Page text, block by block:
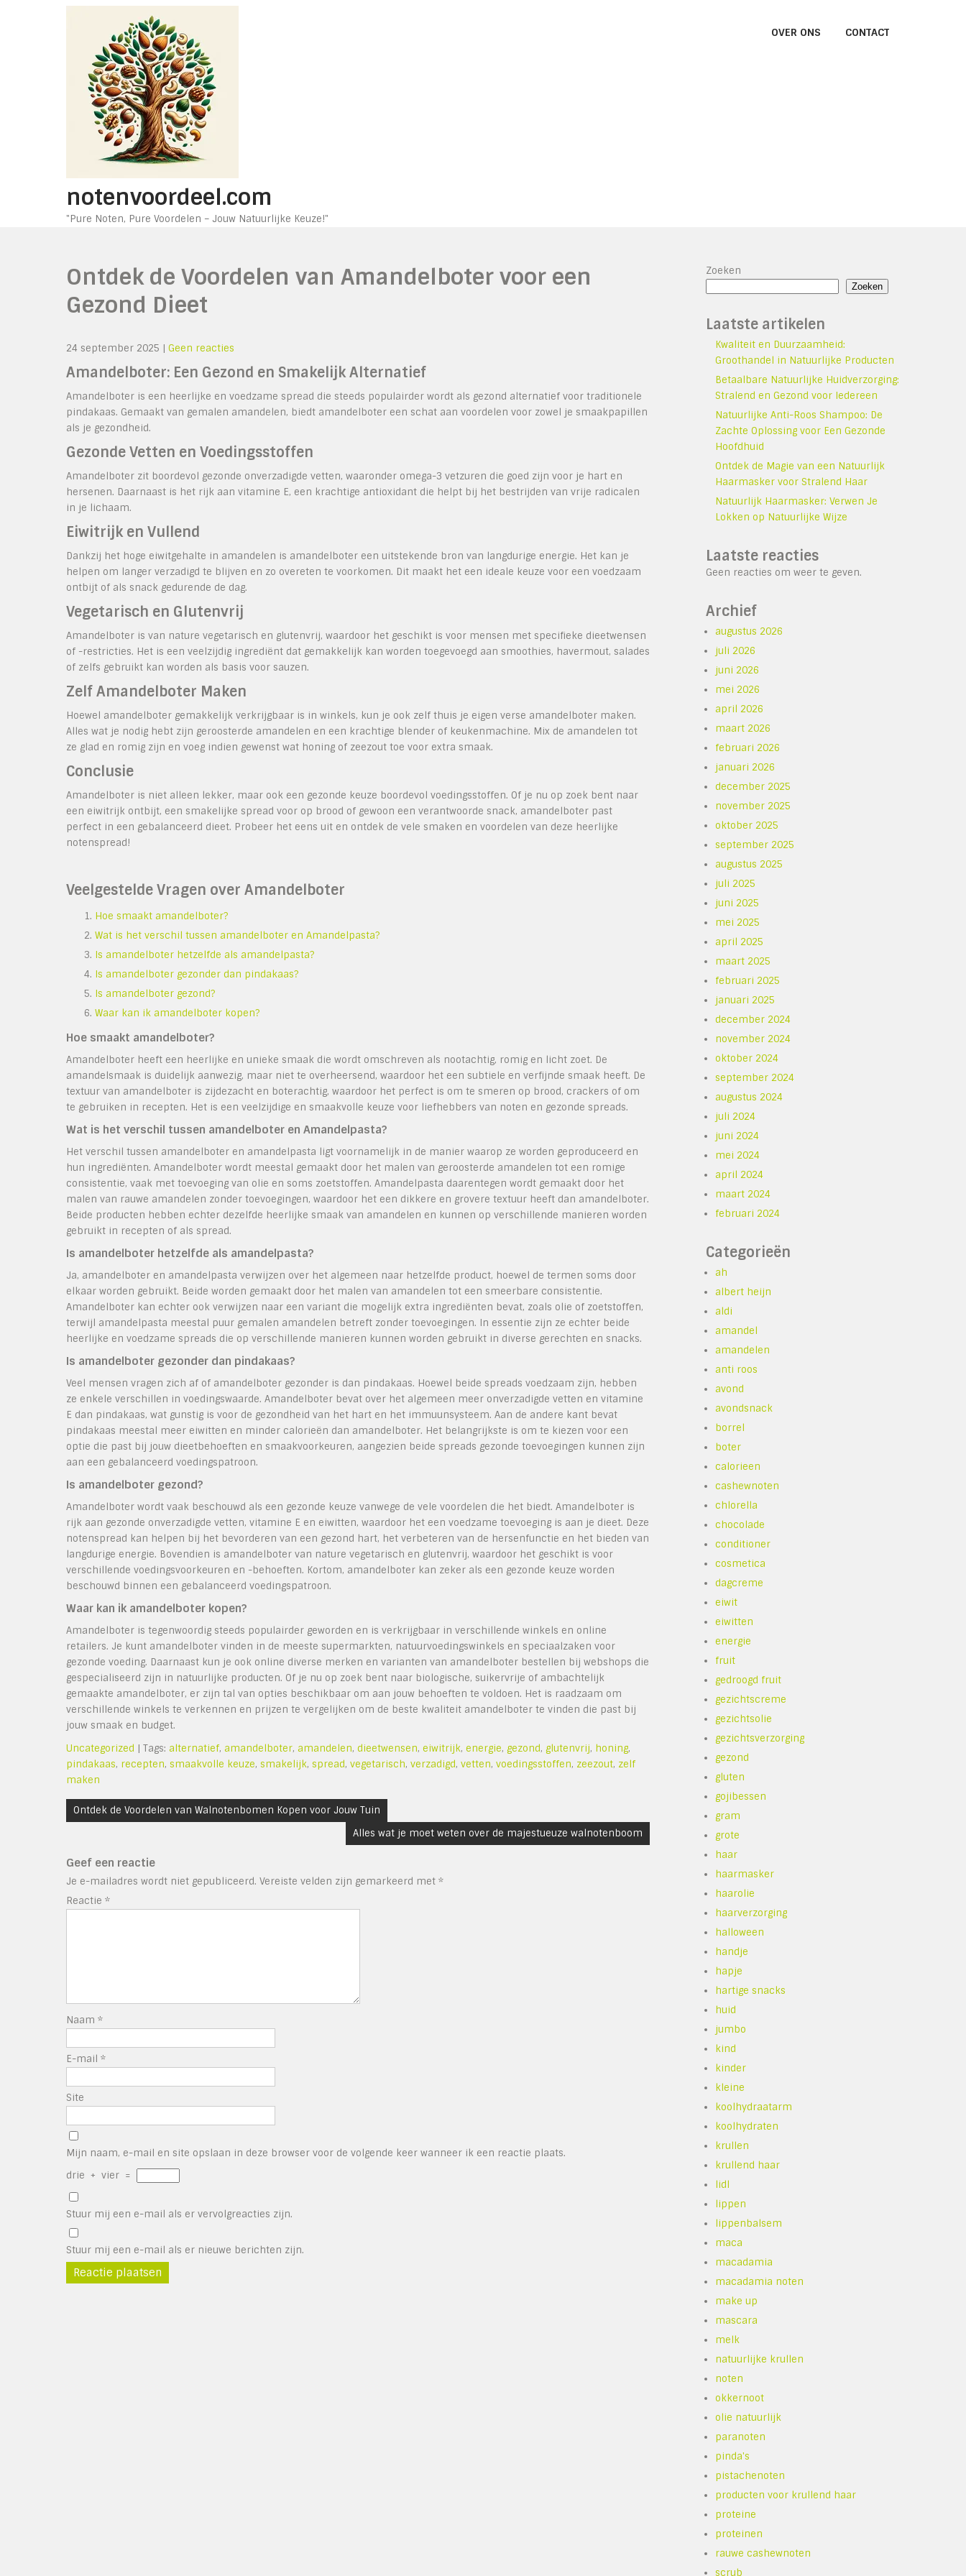
notenvoordeel.com
"Pure Noten, Pure Voordelen – Jouw Natuurlijke Keuze!"
OVER ONS CONTACT
Ontdek de Voordelen van Amandelboter voor een
Gezond Dieet
24 september 2025 | Geen reacties
Amandelboter: Een Gezond en Smakelijk Alternatief
Amandelboter is een heerlijke en voedzame spread die steeds populairder wordt als gezond alternatief voor traditionele
pindakaas. Gemaakt van gemalen amandelen, biedt amandelboter een schat aan voordelen voor zowel je smaakpapillen
als je gezondheid.
Gezonde Vetten en Voedingsstoffen
Amandelboter zit boordevol gezonde onverzadigde vetten, waaronder omega-3 vetzuren die goed zijn voor je hart en
hersenen. Daarnaast is het rijk aan vitamine E, een krachtige antioxidant die helpt bij het bestrijden van vrije radicalen
in je lichaam.
Eiwitrijk en Vullend
Dankzij het hoge eiwitgehalte in amandelen is amandelboter een uitstekende bron van langdurige energie. Het kan je
helpen om langer verzadigd te blijven en zo overeten te voorkomen. Dit maakt het een ideale keuze voor een voedzaam
ontbijt of als snack gedurende de dag.
Vegetarisch en Glutenvrij
Amandelboter is van nature vegetarisch en glutenvrij, waardoor het geschikt is voor mensen met specifieke dieetwensen
of -restricties. Het is een veelzijdig ingrediënt dat gemakkelijk kan worden toegevoegd aan smoothies, havermout, salades
of zelfs gebruikt kan worden als basis voor sauzen.
Zelf Amandelboter Maken
Hoewel amandelboter gemakkelijk verkrijgbaar is in winkels, kun je ook zelf thuis je eigen verse amandelboter maken.
Alles wat je nodig hebt zijn geroosterde amandelen en een krachtige blender of keukenmachine. Mix de amandelen tot
ze glad en romig zijn en voeg indien gewenst wat honing of zeezout toe voor extra smaak.
Conclusie
Amandelboter is niet alleen lekker, maar ook een gezonde keuze boordevol voedingsstoffen. Of je nu op zoek bent naar
een eiwitrijk ontbijt, een smakelijke spread voor op brood of gewoon een verantwoorde snack, amandelboter past
perfect in een gebalanceerd dieet. Probeer het eens uit en ontdek de vele smaken en voordelen van deze heerlijke
notenspread!
Veelgestelde Vragen over Amandelboter
Hoe smaakt amandelboter?
Wat is het verschil tussen amandelboter en Amandelpasta?
Is amandelboter hetzelfde als amandelpasta?
Is amandelboter gezonder dan pindakaas?
Is amandelboter gezond?
Waar kan ik amandelboter kopen?
Hoe smaakt amandelboter?
Amandelboter heeft een heerlijke en unieke smaak die wordt omschreven als nootachtig, romig en licht zoet. De
amandelsmaak is duidelijk aanwezig, maar niet te overheersend, waardoor het een subtiele en verfijnde smaak heeft. De
textuur van amandelboter is zijdezacht en boterachtig, waardoor het perfect is om te smeren op brood, crackers of om
te gebruiken in recepten. Het is een veelzijdige en smaakvolle keuze voor liefhebbers van noten en gezonde spreads.
Wat is het verschil tussen amandelboter en Amandelpasta?
Het verschil tussen amandelboter en amandelpasta ligt voornamelijk in de manier waarop ze worden geproduceerd en
hun ingrediënten. Amandelboter wordt meestal gemaakt door het malen van geroosterde amandelen tot een romige
consistentie, vaak met toevoeging van olie en soms zoetstoffen. Amandelpasta daarentegen wordt gemaakt door het
malen van rauwe amandelen zonder toevoegingen, waardoor het een dikkere en grovere textuur heeft dan amandelboter.
Beide producten hebben echter dezelfde heerlijke smaak van amandelen en kunnen op verschillende manieren worden
gebruikt in recepten of als spread.
Is amandelboter hetzelfde als amandelpasta?
Ja, amandelboter en amandelpasta verwijzen over het algemeen naar hetzelfde product, hoewel de termen soms door
elkaar worden gebruikt. Beide worden gemaakt door het malen van amandelen tot een smeerbare consistentie.
Amandelboter kan echter ook verwijzen naar een variant die mogelijk extra ingrediënten bevat, zoals olie of zoetstoffen,
terwijl amandelpasta meestal puur gemalen amandelen betreft zonder toevoegingen. In essentie zijn ze echter beide
heerlijke en voedzame spreads die op verschillende manieren kunnen worden gebruikt in diverse gerechten en snacks.
Is amandelboter gezonder dan pindakaas?
Veel mensen vragen zich af of amandelboter gezonder is dan pindakaas. Hoewel beide spreads voedzaam zijn, hebben
ze enkele verschillen in voedingswaarde. Amandelboter bevat over het algemeen meer onverzadigde vetten en vitamine
E dan pindakaas, wat gunstig is voor de gezondheid van het hart en het immuunsysteem. Aan de andere kant bevat
pindakaas meestal meer eiwitten en minder calorieën dan amandelboter. Het belangrijkste is om te kiezen voor een
optie die past bij jouw dieetbehoeften en smaakvoorkeuren, aangezien beide spreads gezonde toevoegingen kunnen zijn
aan een gebalanceerd voedingspatroon.
Is amandelboter gezond?
Amandelboter wordt vaak beschouwd als een gezonde keuze vanwege de vele voordelen die het biedt. Amandelboter is
rijk aan gezonde onverzadigde vetten, vitamine E en eiwitten, waardoor het een voedzame toevoeging is aan je dieet. Deze
notenspread kan helpen bij het bevorderen van een gezond hart, het verbeteren van de hersenfunctie en het bieden van
langdurige energie. Bovendien is amandelboter van nature vegetarisch en glutenvrij, waardoor het geschikt is voor
verschillende voedingsvoorkeuren en -behoeften. Kortom, amandelboter kan zeker als een gezonde keuze worden
beschouwd binnen een gebalanceerd voedingspatroon.
Waar kan ik amandelboter kopen?
Amandelboter is tegenwoordig steeds populairder geworden en is verkrijgbaar in verschillende winkels en online
retailers. Je kunt amandelboter vinden in de meeste supermarkten, natuurvoedingswinkels en speciaalzaken voor
gezonde voeding. Daarnaast kun je ook online diverse merken en varianten van amandelboter bestellen bij webshops die
gespecialiseerd zijn in natuurlijke producten. Of je nu op zoek bent naar biologische, suikervrije of ambachtelijk
gemaakte amandelboter, er zijn tal van opties beschikbaar om aan jouw behoeften te voldoen. Het is raadzaam om
verschillende winkels te verkennen en prijzen te vergelijken om de beste kwaliteit amandelboter te vinden die past bij
jouw smaak en budget.
Uncategorized | Tags: alternatief, amandelboter, amandelen, dieetwensen, eiwitrijk, energie, gezond, glutenvrij, honing,
pindakaas, recepten, smaakvolle keuze, smakelijk, spread, vegetarisch, verzadigd, vetten, voedingsstoffen, zeezout, zelf
maken
Bericht
navigatie
Ontdek de Voordelen van Walnotenbomen Kopen voor Jouw Tuin
Alles wat je moet weten over de majestueuze walnotenboom
Geef een reactie
Je e-mailadres wordt niet gepubliceerd. Vereiste velden zijn gemarkeerd met *
Reactie *
Naam *
E-mail *
Site
Mijn naam, e-mail en site opslaan in deze browser voor de volgende keer wanneer ik een reactie plaats.
drie + vier =
Stuur mij een e-mail als er vervolgreacties zijn.
Stuur mij een e-mail als er nieuwe berichten zijn.
Zoeken
Zoeken
Laatste artikelen
Kwaliteit en Duurzaamheid:
Groothandel in Natuurlijke Producten
Betaalbare Natuurlijke Huidverzorging:
Stralend en Gezond voor Iedereen
Natuurlijke Anti-Roos Shampoo: De
Zachte Oplossing voor Een Gezonde
Hoofdhuid
Ontdek de Magie van een Natuurlijk
Haarmasker voor Stralend Haar
Natuurlijk Haarmasker: Verwen Je
Lokken op Natuurlijke Wijze
Laatste reacties
Geen reacties om weer te geven.
Archief
augustus 2026
juli 2026
juni 2026
mei 2026
april 2026
maart 2026
februari 2026
januari 2026
december 2025
november 2025
oktober 2025
september 2025
augustus 2025
juli 2025
juni 2025
mei 2025
april 2025
maart 2025
februari 2025
januari 2025
december 2024
november 2024
oktober 2024
september 2024
augustus 2024
juli 2024
juni 2024
mei 2024
april 2024
maart 2024
februari 2024
Categorieën
ah
albert heijn
aldi
amandel
amandelen
anti roos
avond
avondsnack
borrel
boter
calorieen
cashewnoten
chlorella
chocolade
conditioner
cosmetica
dagcreme
eiwit
eiwitten
energie
fruit
gedroogd fruit
gezichtscreme
gezichtsolie
gezichtsverzorging
gezond
gluten
gojibessen
gram
grote
haar
haarmasker
haarolie
haarverzorging
halloween
handje
hapje
hartige snacks
huid
jumbo
kind
kinder
kleine
koolhydraatarm
koolhydraten
krullen
krullend haar
lidl
lippen
lippenbalsem
maca
macadamia
macadamia noten
make up
mascara
melk
natuurlijke krullen
noten
okkernoot
olie natuurlijk
paranoten
pinda's
pistachenoten
producten voor krullend haar
proteine
proteinen
rauwe cashewnoten
scrub